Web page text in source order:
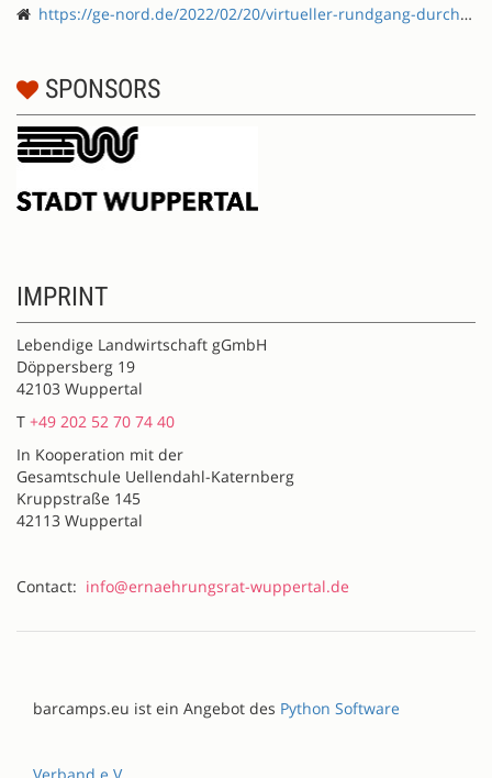
https://ge-nord.de/2022/02/20/virtueller-rundgang-durch-unsere-schule/
SPONSORS
IMPRINT
Lebendige Landwirtschaft gGmbH
Döppersberg 19
42103 Wuppertal
T +49 202 52 70 74 40
In Kooperation mit der
Gesamtschule Uellendahl-Katernberg
Kruppstraße 145
42113 Wuppertal
Contact: info@ernaehrungsrat-wuppertal.de
barcamps.eu ist ein Angebot des Python Software